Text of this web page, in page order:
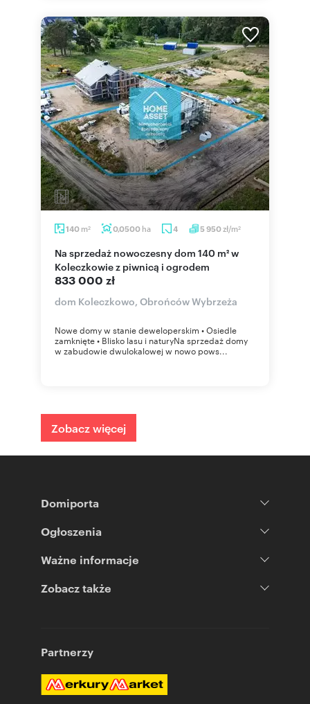
140 m2 0,0500 ha 4 5 950zł/m2
Na sprzedaż nowoczesny dom 140 m² w
Koleczkowie z piwnicą i ogrodem
833 000 zł
dom Koleczkowo, Obrońców Wybrzeża
Nowe domy w stanie deweloperskim • Osiedle
zamknięte • Blisko lasu i naturyNa sprzedaż domy
w zabudowie dwulokalowej w nowo pows...
Zobacz więcej
Domiporta
Ogłoszenia
Ważne informacje
Zobacz także
Partnerzy